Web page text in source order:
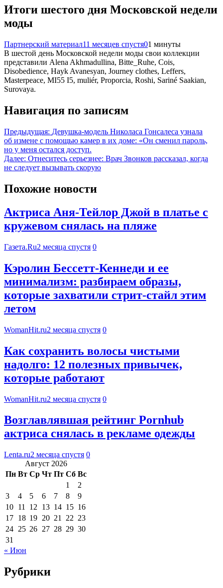
Итоги шестого дня Московской недели
моды
Партнерский материал11 месяцев спустя01 минуты
В шестой день Московской недели моды свои коллекции
представили Alena Akhmadullina, Bitte_Ruhe, Cois,
Disobedience, Hayk Avanesyan, Journey clothes, Leffers,
Masterpeace, MI55 I5, muliér, Proporcia, Roshi, Sariné Saakian,
Surovaya.
Навигация по записям
Предыдущая: Девушка-модель Николаса Гонсалеса узнала
об измене с помощью камер в их доме: «Он сменил пароль,
но у меня остался доступ.
Далее: Отнеситесь серьезнее: Врач Звонков рассказал, когда
не следует вызывать скорую
Похожие новости
Актриса Аня-Тейлор Джой в платье с
кружевом снялась на пляже
Газета.Ru2 месяца спустя 0
Кэролин Бессетт-Кеннеди и ее
минимализм: разбираем образы,
которые захватили стрит-стайл этим
летом
WomanHit.ru2 месяца спустя 0
Как сохранить волосы чистыми
надолго: 12 полезных привычек,
которые работают
WomanHit.ru2 месяца спустя 0
Возглавлявшая рейтинг Pornhub
актриса снялась в рекламе одежды
Lenta.ru2 месяца спустя 0
Август 2026
Пн Вт Ср Чт Пт Сб Вс
1
2
3
4 5 6 7 8
9
10 11 12 13 14 15 16
17 18 19 20 21 22 23
24 25 26 27 28 29 30
31
« Июн
Рубрики